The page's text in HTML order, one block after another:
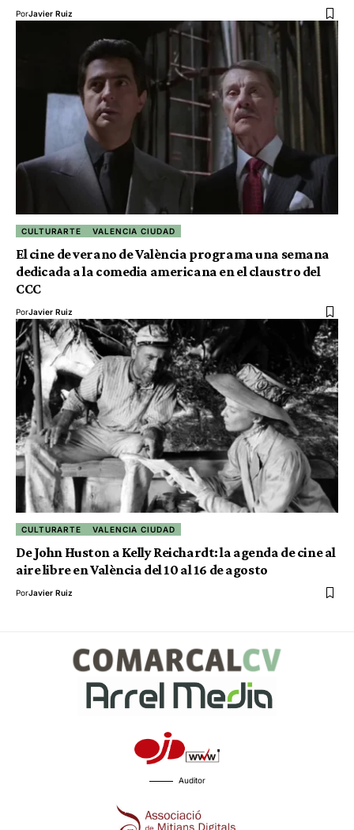
PorJavier Ruiz
CULTURARTE VALENCIA CIUDAD
El cine de verano de València programa una semana
dedicada a la comedia americana en el claustro del
CCC
PorJavier Ruiz
CULTURARTE VALENCIA CIUDAD
De John Huston a Kelly Reichardt: la agenda de cine al
aire libre en València del 10 al 16 de agosto
PorJavier Ruiz
Auditor